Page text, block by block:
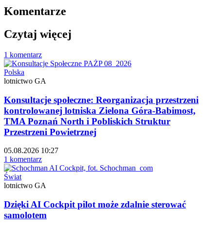
Komentarze
Czytaj więcej
1 komentarz
Polska
lotnictwo GA
Konsultacje społeczne: Reorganizacja przestrzeni
kontrolowanej lotniska Zielona Góra-Babimost,
TMA Poznań North i Pobliskich Struktur
Przestrzeni Powietrznej
05.08.2026 10:27
1 komentarz
Świat
lotnictwo GA
Dzięki AI Cockpit pilot może zdalnie sterować
samolotem